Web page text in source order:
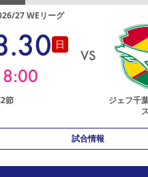
27 WEリーグ
.30 日
VS
節
ジェフ千
試合情報